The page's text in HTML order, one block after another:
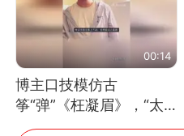
00:14
博主口技模仿古
筝“弹”《枉凝眉》，“太
像了～你是吃古筝长大的